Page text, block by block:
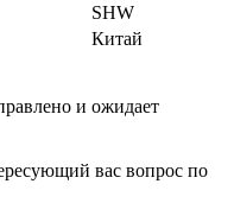
SHW
Китай
и ожидает
вас вопрос по